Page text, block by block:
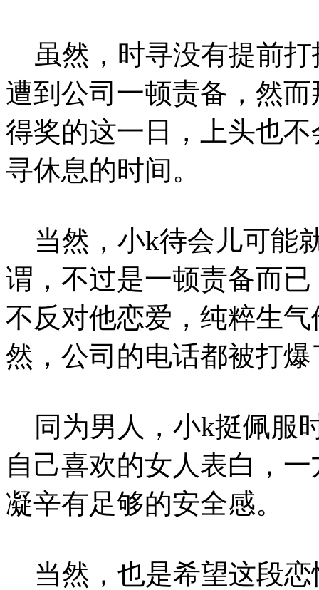
虽然，时寻没有提前打
遭到公司一顿责备，然
得奖的这一日，上头也
寻休息的时间。
当然，小k待会儿可能
谓，不过是一顿责备而
不反对他恋爱，纯粹生
然，公司的电话都被打爆
同为男人，小k挺佩服
自己喜欢的女人表白，
凝辛有足够的安全感。
当然，也是希望这段恋